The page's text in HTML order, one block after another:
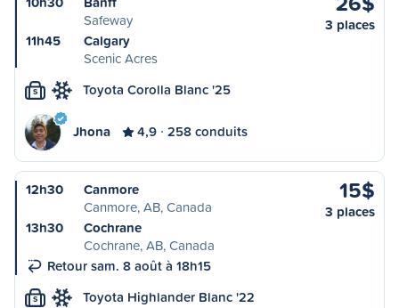
Safeway
11h45
Calgary
Scenic Acres
3 places
S Toyota Corolla Blanc '25
Jhona 4,9 258 conduits
12h30
Canmore
Canmore, AB, Canada
13h30
Cochrane
Cochrane, AB, Canada
Retour sam. 8 août à 18h15
15$
3 places
S Toyota Highlander Blanc '22